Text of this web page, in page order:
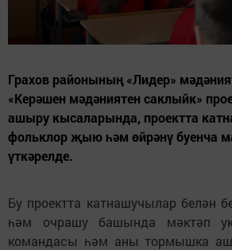
Грахов районының «Лидер»
«Керәшен мәдәниятен саклыйк»
ашыру кысаларында, проектта
фольклор җыю һәм өйрәнү буенча
үткәрелде.
Бу проектта катнашучылар белән
һәм очрашу башында мәктәп
командасы һәм аны тормышка